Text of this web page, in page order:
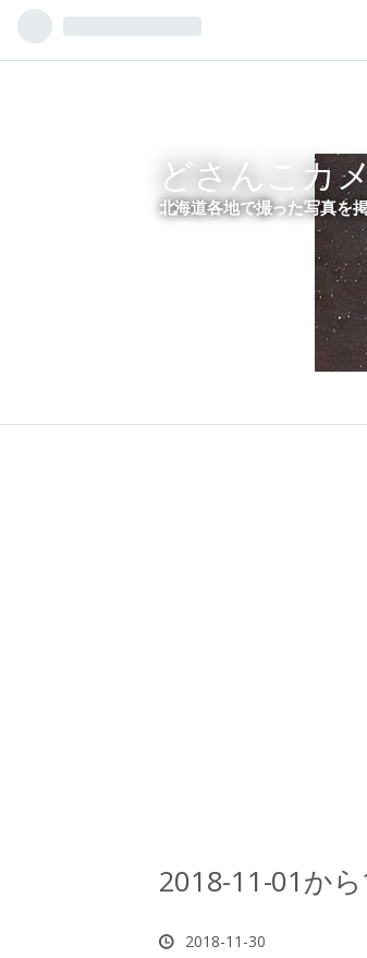
どさんこカ
北海道各地で撮った写真を
2018-11-01か
2018-11 -30